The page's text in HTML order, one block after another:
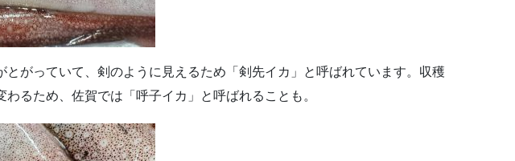
とがっていて、剣のように見えるため「剣先イカ」と呼ばれています。収穫
るため、佐賀では「呼子イカ」と呼ばれることも。